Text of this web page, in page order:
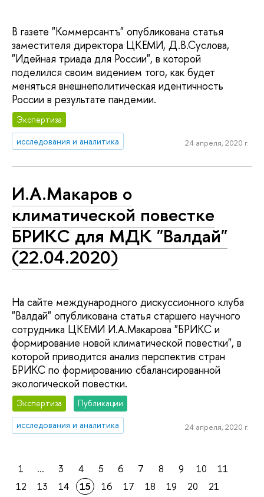
В газете "Коммерсантъ" опубликована статья
заместителя директора ЦКЕМИ, Д.В.Суслова,
"Идейная триада для России", в которой
поделился своим видением того, как будет
меняться внешнеполитическая идентичность
России в результате пандемии.
Экспертиза
исследования и аналитика
24 апреля, 2020 г.
И.А.Макаров о
климатической повестке
БРИКС для МДК "Валдай"
(22.04.2020)
На сайте международного дискуссионного клуба
"Валдай" опубликована статья старшего научного
сотрудника ЦКЕМИ И.А.Макарова "БРИКС и
формирование новой климатической повестки", в
которой приводится анализ перспектив стран
БРИКС по формированию сбалансированной
экологической повестки.
Экспертиза
Публикации
исследования и аналитика
24 апреля, 2020 г.
1 ... 3 4 5 6 7 8 9 10
11
12
13 14 15 16 17 18 19 20
21